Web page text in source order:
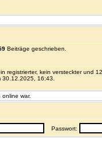
Beiträge geschrieben.
registrierter, kein versteckter und
30.12.2025, 16:43.
war.
Passwort: